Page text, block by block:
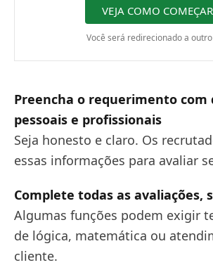
VEJA COMO COMEÇAR
Você será redirecionado a
Preencha o requerimento com
pessoais e profissionais
Seja honesto e claro. Os
essas informações para avaliar
Complete todas as avaliações,
Algumas funções podem exigir
de lógica, matemática ou
cliente.